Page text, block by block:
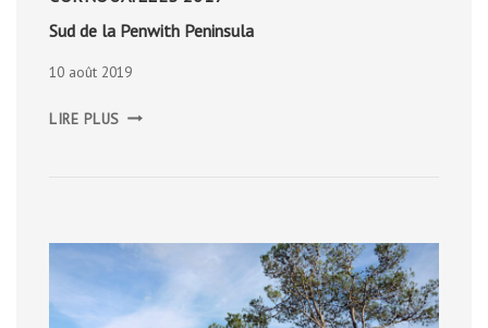
Sud de la Penwith Peninsula
10 août 2019
LIRE PLUS